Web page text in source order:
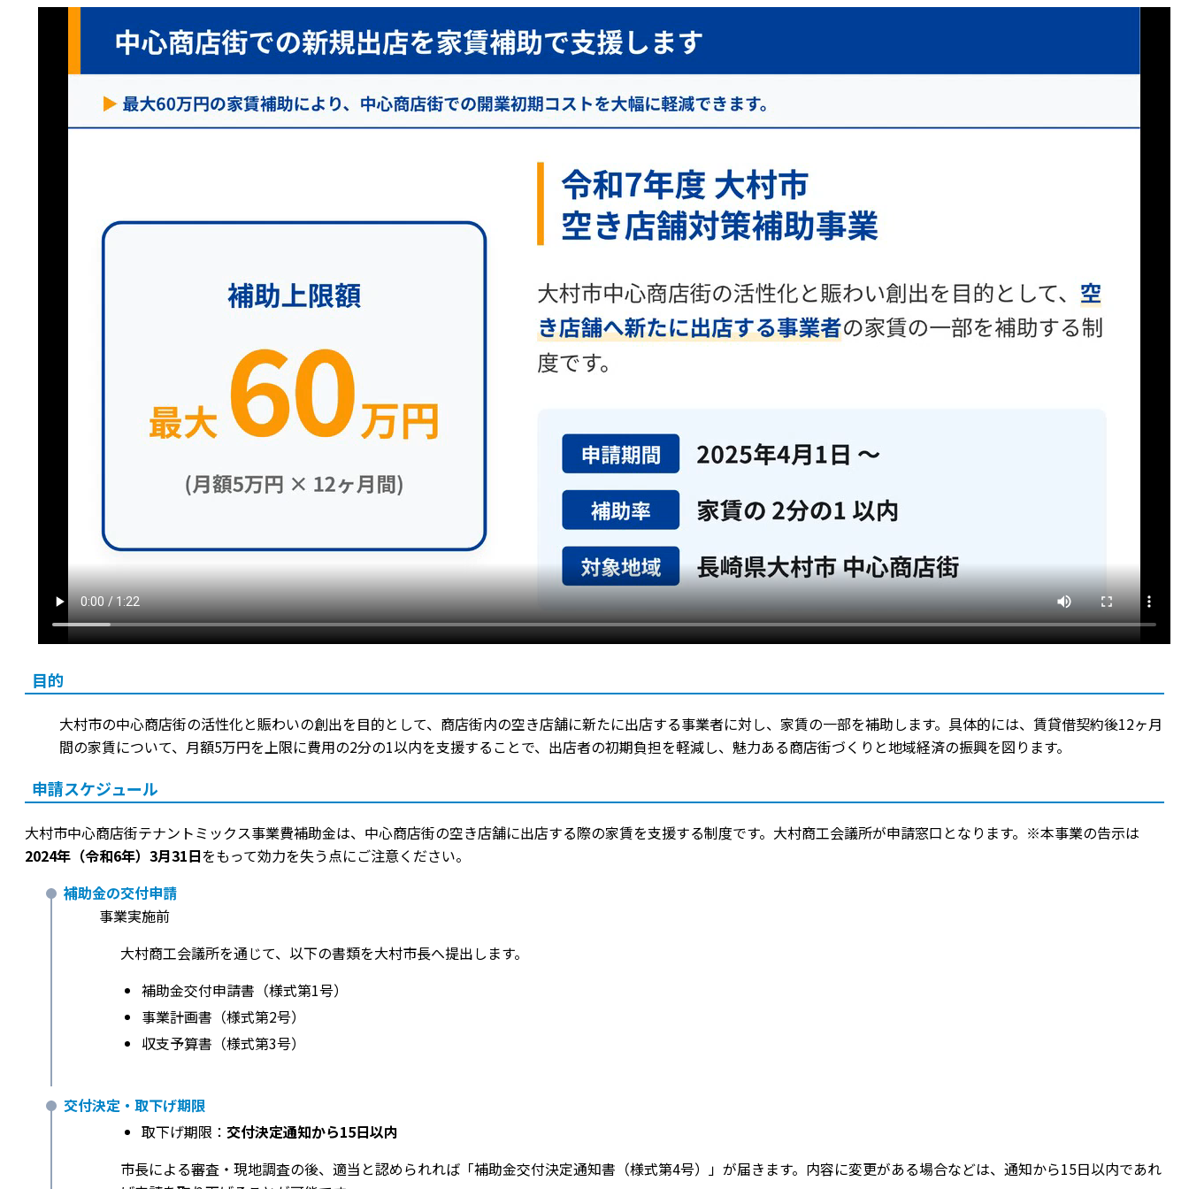
目的
大村市の中心商店街の活性化と賑わいの創出を目的として、商店街内の空き店舗に新たに出店する事業者に対し、家賃の一部を補助します。具体的には、賃貸借契約後12ヶ月
間の家賃について、月額5万円を上限に費用の2分の1以内を支援することで、出店者の初期負担を軽減し、魅力ある商店街づくりと地域経済の振興を図ります。
申請スケジュール
大村市中心商店街テナントミックス事業費補助金は、中心商店街の空き店舗に出店する際の家賃を支援する制度です。大村商工会議所が申請窓口となります。※本事業の告示は
2024年（令和6年）3月31日をもって効力を失う点にご注意ください。
補助金の交付申請
事業実施前
大村商工会議所を通じて、以下の書類を大村市長へ提出します。
補助金交付申請書（様式第1号）
事業計画書（様式第2号）
収支予算書（様式第3号）
交付決定・取下げ期限
取下げ期限： 交付決定通知から15日以内
市長による審査・現地調査の後、適当と認められれば「補助金交付決定通知書（様式第4号）」が届きます。内容に変更がある場合などは、通知から15日以内であれ